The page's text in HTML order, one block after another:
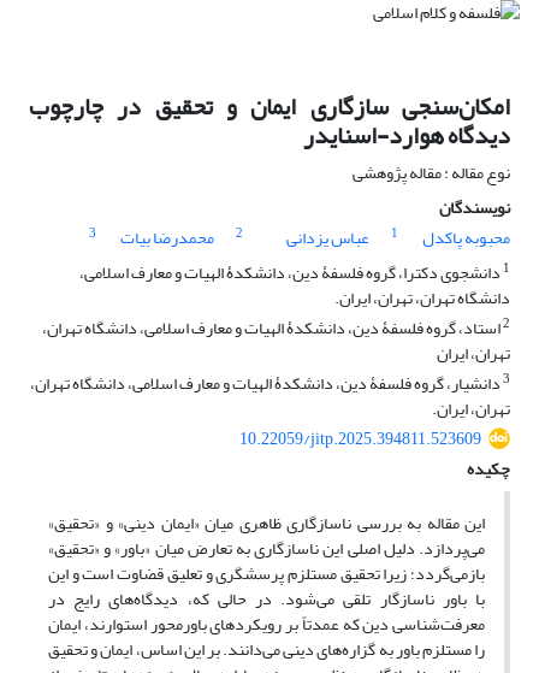
امکان‌سنجی سازگاری ایمان و تحقیق در چارچوب
دیدگاه هوارد-اسنایدر
نوع مقاله : مقاله پژوهشی
نویسندگان
محبوبه پاکدل
1 عباس یزدانی 2 محمدرضا بیات
3
1 دانشجوی دکترا، گروه فلسفۀ دین، دانشکدۀ الهیات و معارف اسلامی،
دانشگاه تهران، تهران، ایران.
2استاد، گروه فلسفۀ دین، دانشکدۀ الهیات و معارف اسلامی، دانشگاه تهران،
تهران، ایران
3دانشیار، گروه فلسفۀ دین، دانشکدۀ الهیات و معارف اسلامی، دانشگاه تهران،
تهران، ایران.
10.22059/jitp.2025.394811.523609
چکیده
این مقاله به بررسی ناسازگاری ظاهری میان «ایمان دینی» و «تحقیق»
می‌پردازد. دلیل اصلی این ناسازگاری به تعارض میان «باور» و «تحقیق»
بازمی‌گردد؛ زیرا تحقیق مستلزم پرسشگری و تعلیق قضاوت است و این
با باور ناسازگار تلقی می‌شود. در حالی که، دیدگاه‌های رایج در
معرفت‌شناسی دین که عمدتاً بر رویکردهای باورمحور استوارند، ایمان
را مستلزم باور به گزاره‌های دینی می‌دانند. بر این اساس، ایمان و تحقیق